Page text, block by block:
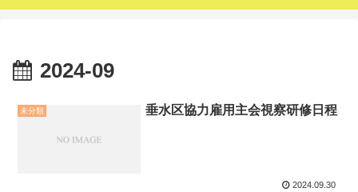
2024-09
未分類 垂水区協力雇用主会視察研修日程
2024.09.30